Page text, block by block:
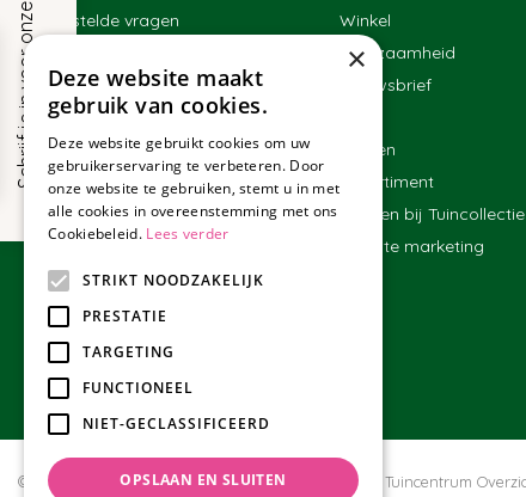
Veelgestelde vragen
Contact
Bestellen
Bezorgen en afhalen
Betalen
Ruilen en retourneren
Algemene voorwaarden
Winkel
Duurzaamheid
Nieuwsbrief
Merken
Assortiment
Werken bij Tuincollectie
Affiliate marketing
© Tuincollectie.nl Green Solutions Privacy policy Tuincentrum
S
c
h
r
i
j
f
j
e
i
n
v
o
o
r
o
n
z
e
n
i
e
u
w
s
b
r
i
e
f! ×
Deze website maakt
gebruik van cookies.
Deze website gebruikt cookies om uw
gebruikerservaring te verbeteren. Door
onze website te gebruiken, stemt u in met
alle cookies in overeenstemming met ons
Cookiebeleid. Lees verder
STRIKT NOODZAKELIJK
PRESTATIE
TARGETING
FUNCTIONEEL
NIET-GECLASSIFICEERD
OPSLAAN EN SLUITEN